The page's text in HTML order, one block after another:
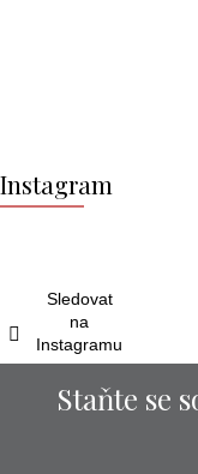
á
p
Instagram
Sledovat
na
Instagramu
Staňte se